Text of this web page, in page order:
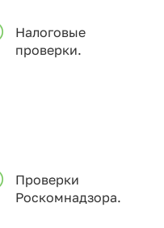
Налоговые
проверки.
Проверки
Роскомнадзора.